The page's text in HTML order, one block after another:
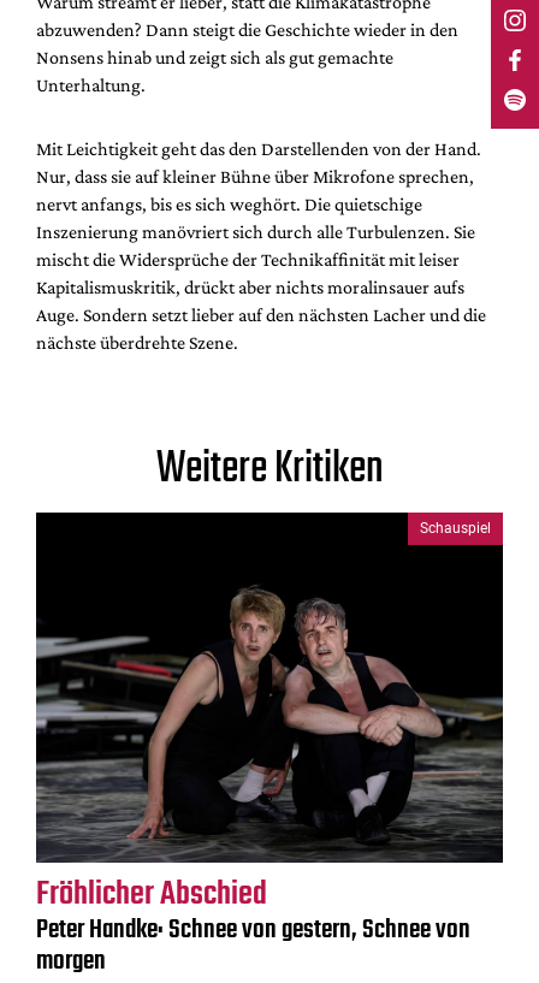
abzuwenden? Dann steigt die Geschichte wieder in den
Nonsens hinab und zeigt sich als gut gemachte
Unterhaltung.
Mit Leichtigkeit geht das den Darstellenden von der Hand.
Nur, dass sie auf kleiner Bühne über Mikrofone sprechen,
nervt anfangs, bis es sich weghört. Die quietschige
Inszenierung manövriert sich durch alle Turbulenzen. Sie
mischt die Widersprüche der Technikaffinität mit leiser
Kapitalismuskritik, drückt aber nichts moralinsauer aufs
Auge. Sondern setzt lieber auf den nächsten Lacher und die
nächste überdrehte Szene.
Weitere Kritiken
Schauspiel
Fröhlicher Abschied
Peter Handke: Schnee von gestern, Schnee von
morgen